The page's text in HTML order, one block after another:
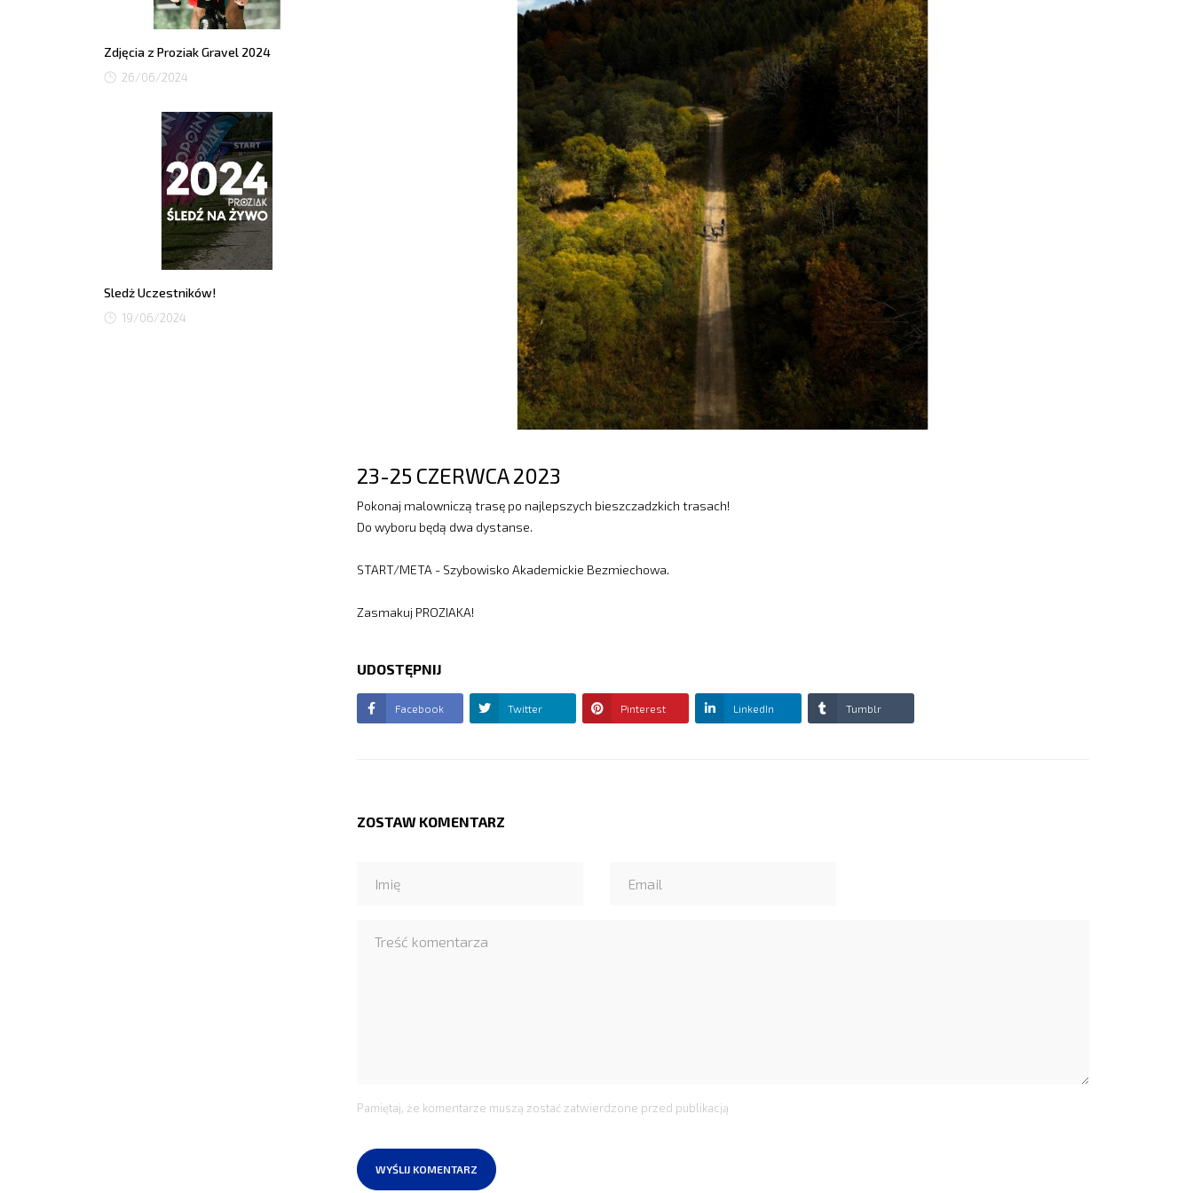
Zdjęcia z Proziak Gravel 2024
26/06/2024
Sledż Uczestników!
19/06/2024
23-25 CZERWCA 2023
Pokonaj malowniczą trasę po najlepszych bieszczadzkich trasach!
Do wyboru będą dwa dystanse.
START/META - Szybowisko Akademickie Bezmiechowa.
Zasmakuj PROZIAKA!
UDOSTĘPNIJ
Facebook Twitter Pinterest LinkedIn Tumblr
ZOSTAW KOMENTARZ
Pamiętaj, że komentarze muszą zostać zatwierdzone przed publikacją
WYŚLIJ KOMENTARZ